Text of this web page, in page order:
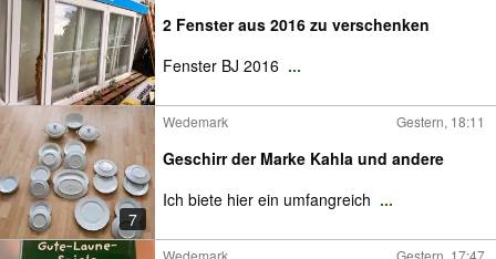
2 Fenster aus 2016 zu verschenken
Fenster BJ 2016 ...
7
Wedemark Gestern, 18:11
Geschirr der Marke Kahla und andere
Ich biete hier ein umfangreich ...
Wedemark Gestern, 17:47